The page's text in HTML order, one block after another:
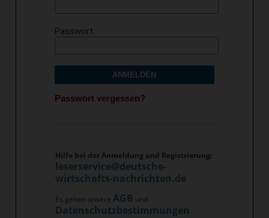
Passwort
ANMELDEN
Passwort vergessen?
Hilfe bei der Anmeldung und Registrierung:
leserservice@deutsche-
wirtschafts-nachrichten.de
Es gelten unsere AGB und
Datenschutzbestimmungen